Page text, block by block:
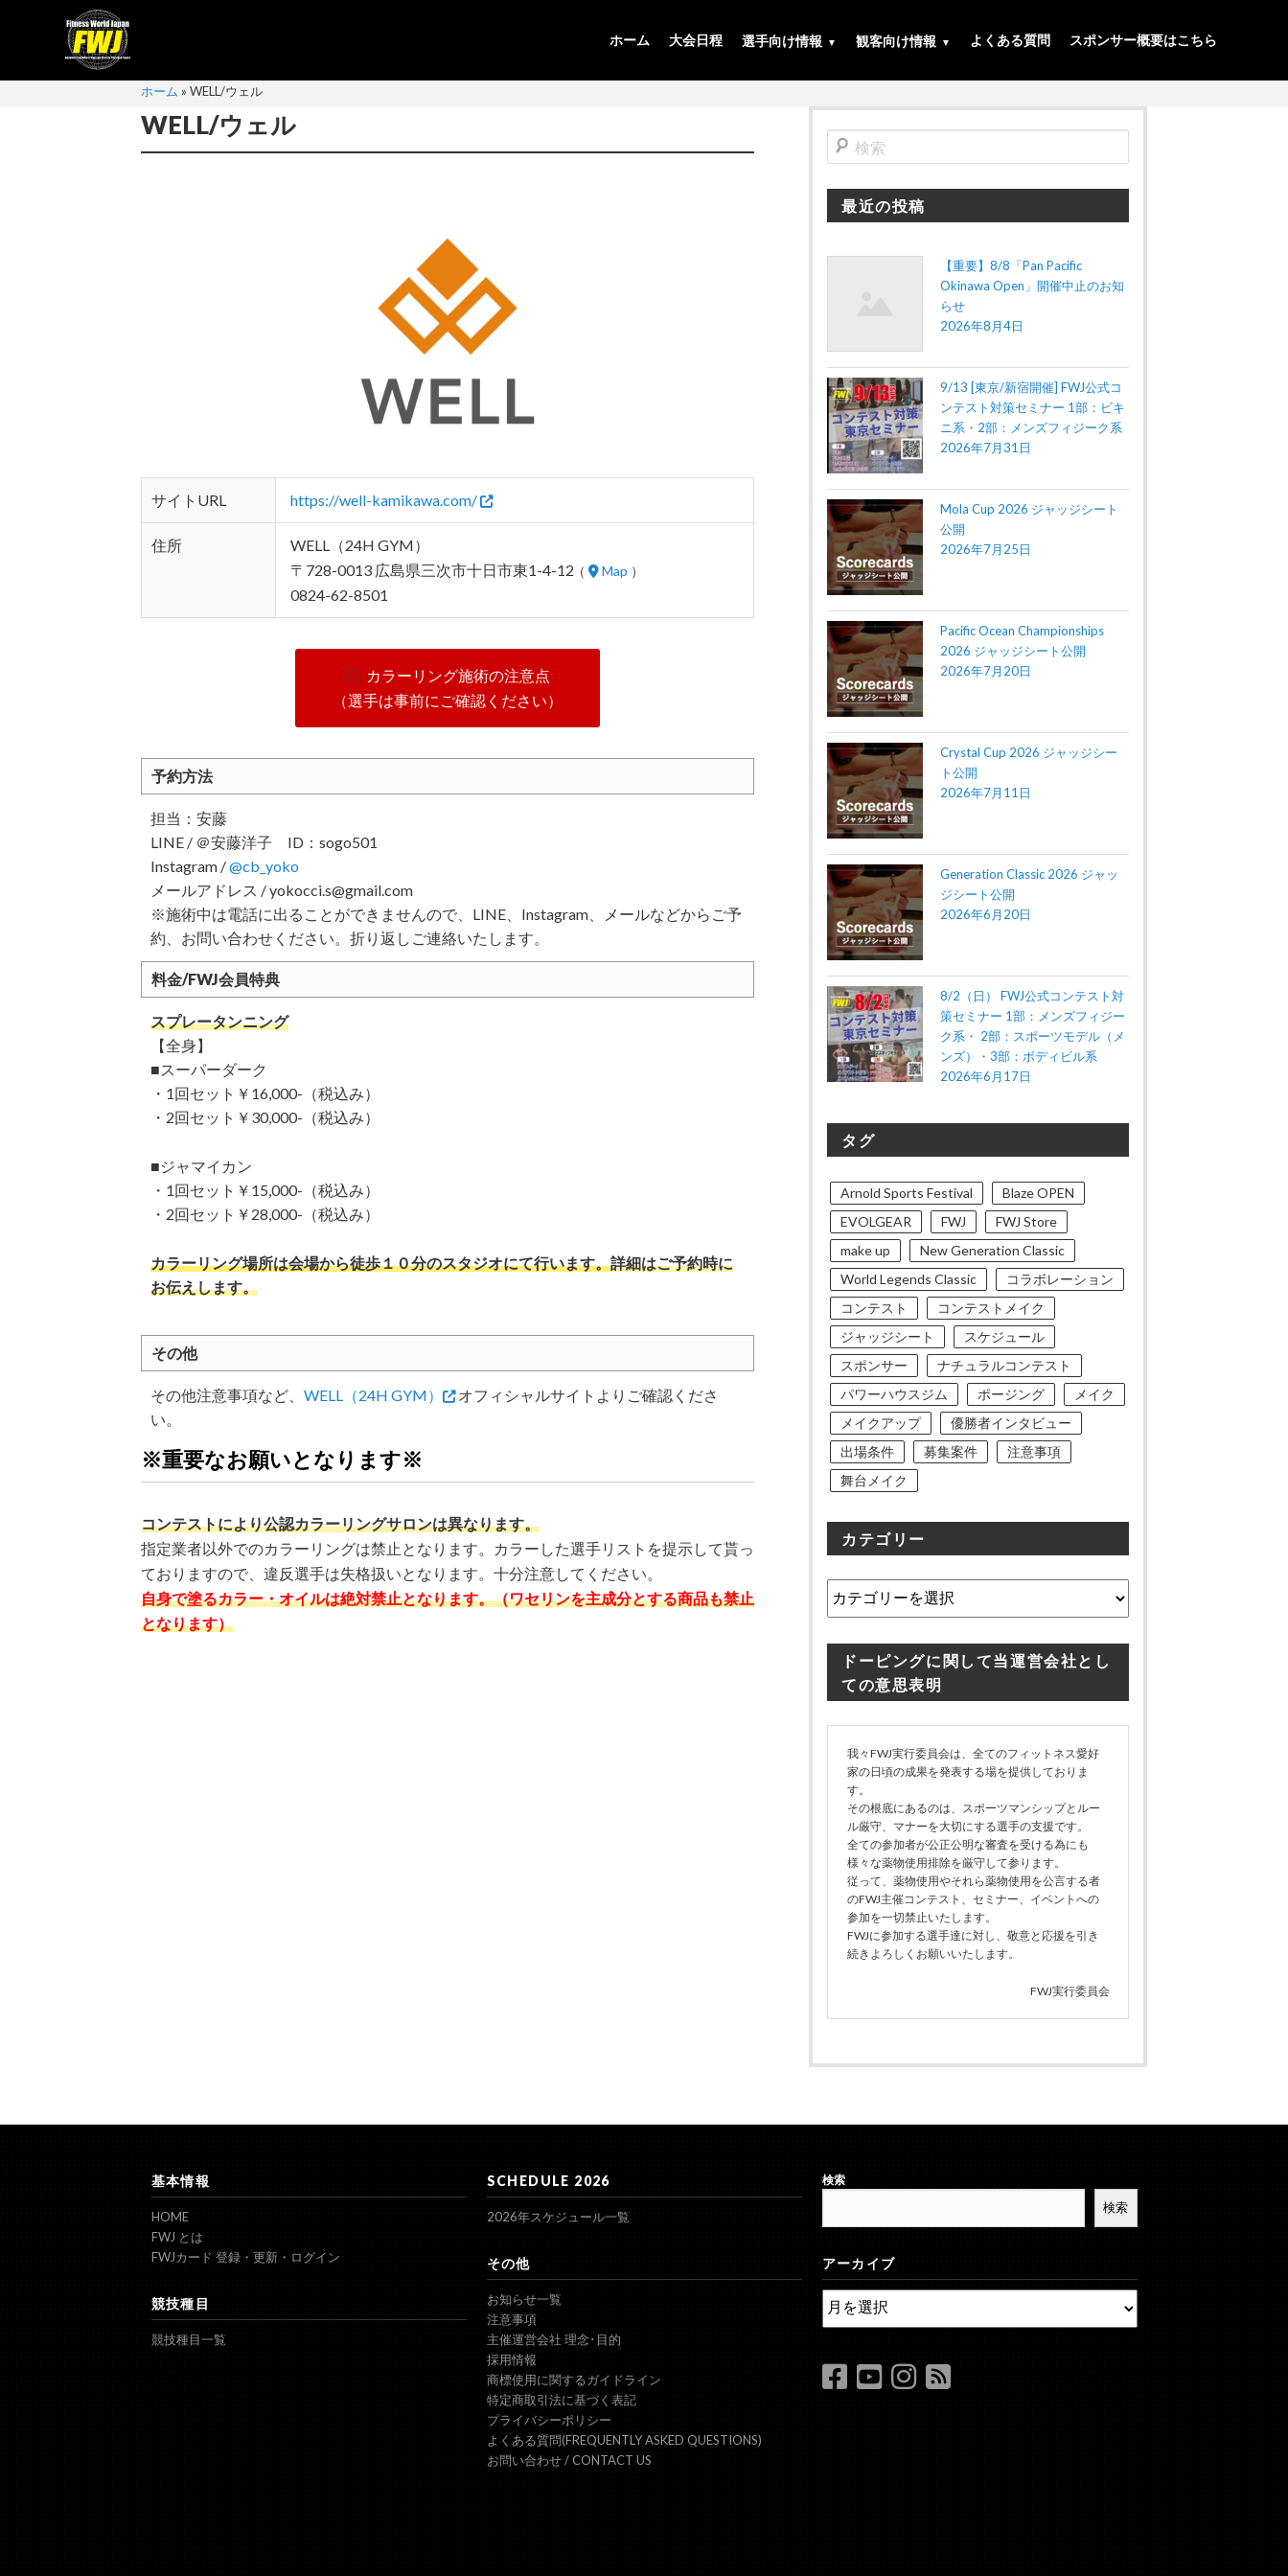
ホーム 大会日程 選手向け情報 観客向け情報 よくある質問 スポンサー概要はこちら
ホーム » WELL/ウェル
WELL/ウェル
サイトURL https://well-kamikawa.com/
住所
WELL（24H GYM）
〒728-0013 広島県三次市十日市東1-4-12（ Map ）
0824-62-8501
カラーリング施術の注意点
（選手は事前にご確認ください）
予約方法
担当：安藤
LINE / ＠安藤洋子 ID：sogo501
Instagram /@cb_yoko
メールアドレス / yokocci.s@gmail.com
※施術中は電話に出ることができませんので、LINE、Instagram、メールなどからご予
約、お問い合わせください。折り返しご連絡いたします。
料金/FWJ会員特典
スプレータンニング
【全身】
■スーパーダーク
・1回セット￥16,000-（税込み）
・2回セット￥30,000-（税込み）
■ジャマイカン
・1回セット￥15,000-（税込み）
・2回セット￥28,000-（税込み）
カラーリング場所は会場から徒歩１０分のスタジオにて行います。詳細はご予約時に
お伝えします。
その他
その他注意事項など、 WELL（24H GYM）
オフィシャルサイトよりご確認くださ
い。
※重要なお願いとなります※
コンテストにより公認カラーリングサロンは異なります。
指定業者以外でのカラーリングは禁止となります。カラーした選手リストを提示して貰っ
ておりますので、違反選手は失格扱いとなります。十分注意してください。
自身で塗るカラー・オイルは絶対禁止となります。（ワセリンを主成分とする商品も禁止
となります）
検
索
最近の投稿
【重要】8/8「Pan Pacific
Okinawa Open」開催中止のお知
らせ
2026年8月4日
9/13 [東京/新宿開催] FWJ公式コ
ンテスト対策セミナー 1部：ビキ
ニ系・2部：メンズフィジーク系
2026年7月31日
Mola Cup 2026 ジャッジシート
公開
2026年7月25日
Pacific Ocean Championships
2026 ジャッジシート公開
2026年7月20日
Crystal Cup 2026 ジャッジシー
ト公開
2026年7月11日
Generation Classic 2026 ジャッ
ジシート公開
2026年6月20日
8/2（日） FWJ公式コンテスト対
策セミナー 1部：メンズフィジー
ク系・ 2部：スポーツモデル（メ
ンズ）・3部：ボディビル系
2026年6月17日
タグ
Arnold Sports Festival
Blaze OPEN
EVOLGEAR
FWJ
FWJ Store
make up
New Generation Classic
World Legends Classic
コラボレーション
コンテスト
コンテストメイク
ジャッジシート
スケジュール
スポンサー
ナチュラルコンテスト
パワーハウスジム
ポージング
メイク
メイクアップ
優勝者インタビュー
出場条件
募集案件
注意事項
舞台メイク
カテゴリー
テ
リ
ドーピングに関して当運営会社とし
ての意思表明
我々FWJ実行委員会は、全てのフィットネス愛好
家の日頃の成果を発表する場を提供しておりま
す。
その根底にあるのは、スポーツマンシップとルー
ル厳守、マナーを大切にする選手の支援です。
全ての参加者が公正公明な審査を受ける為にも
様々な薬物使用排除を厳守して参ります。
従って、薬物使用やそれら薬物使用を公言する者
のFWJ主催コンテスト、セミナー、イベントへの
参加を一切禁止いたします。
FWJに参加する選手達に対し、敬意と応援を引き
続きよろしくお願いいたします。
FWJ実行委員会
基本情報
HOME
FWJ とは
FWJカード 登録・更新・ログイン
競技種目
競技種目一覧
SCHEDULE 2026
2026年スケジュール一覧
その他
お知らせ一覧
注意事項
主催運営会社 理念･目的
採用情報
商標使用に関するガイドライン
特定商取引法に基づく表記
プライバシーポリシー
よくある質問(FREQUENTLY ASKED QUESTIONS)
お問い合わせ / CONTACT US
検索
検索
アーカイブ
ア
ー
ブ